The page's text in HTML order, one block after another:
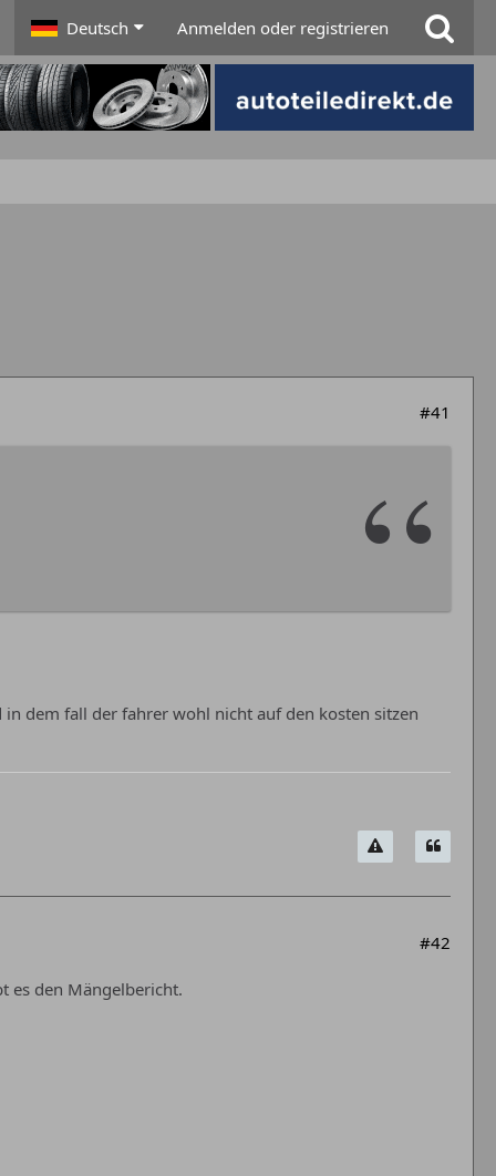
Deutsch Anmelden oder registrieren
#41
dem fall der fahrer wohl nicht auf den kosten sitzen
#42
es den Mängelbericht.